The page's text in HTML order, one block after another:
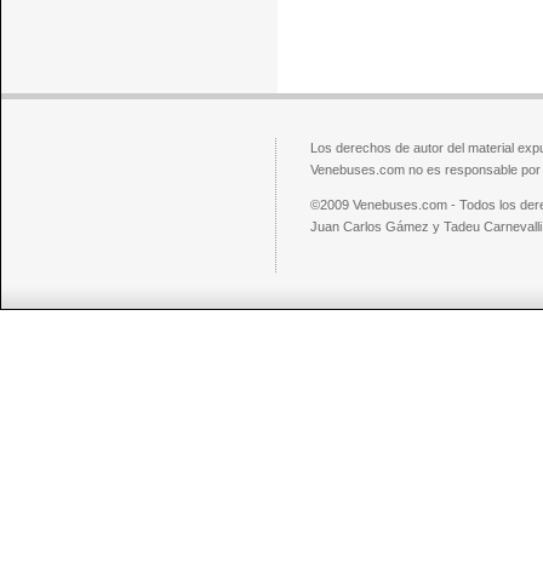
Los derechos de autor del material
Venebuses.com no es responsable
©2009 Venebuses.com - Todos los
Juan Carlos Gámez y Tadeu Carnevalli